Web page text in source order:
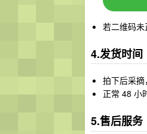
若二维码
4.发货时间
拍下后采
正常 48 小
5.售后服务